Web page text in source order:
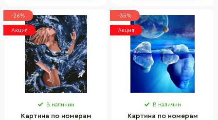
-26%
Акция
В наличии
Картина по номерам
-35%
Акция
В наличии
Картина по номерам